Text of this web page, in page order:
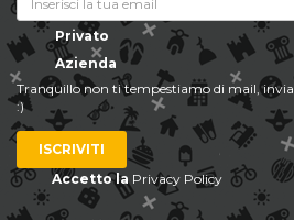
Privato
Azienda
Tranquillo non ti tempestiamo di mail,
:)
ISCRIVITI
Accetto la Privacy Policy